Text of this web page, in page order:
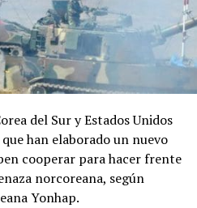
del Sur y Estados Unidos
han elaborado un nuevo
cooperar para hacer frente
norcoreana, según
Yonhap.